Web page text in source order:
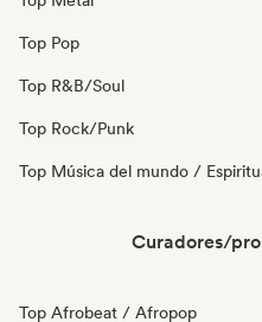
Top Pop
Top R&B/Soul
Top Rock/Punk
Top Música del mundo /
Curadores/
Top Afrobeat / Afropop